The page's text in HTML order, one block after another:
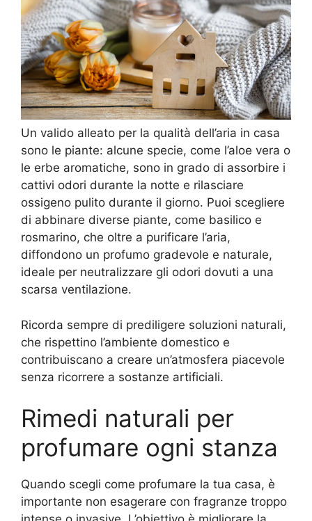
Un valido alleato per la qualità dell’aria in casa
sono le piante: alcune specie, come l’aloe vera o
le erbe aromatiche, sono in grado di assorbire i
cattivi odori durante la notte e rilasciare
ossigeno pulito durante il giorno. Puoi scegliere
di abbinare diverse piante, come basilico e
rosmarino, che oltre a purificare l’aria,
diffondono un profumo gradevole e naturale,
ideale per neutralizzare gli odori dovuti a una
scarsa ventilazione.
Ricorda sempre di prediligere soluzioni naturali,
che rispettino l’ambiente domestico e
contribuiscano a creare un’atmosfera piacevole
senza ricorrere a sostanze artificiali.
Rimedi naturali per
profumare ogni stanza
Quando scegli come profumare la tua casa, è
importante non esagerare con fragranze troppo